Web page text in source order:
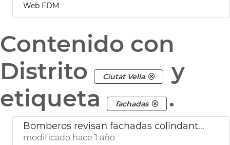
Web FDM
Contenido con
Distrito
Ciutat Vella
y
etiqueta
fachadas .
Bomberos revisan fachadas colindantes plaza de l'Ajuntament por las mascletaes
modificado hace 1 año